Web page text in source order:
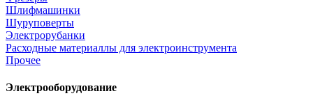
Шлифмашинки
Шуруповерты
Электрорубанки
Расходные материаллы для электроинструмента
Прочее
Электрооборудование